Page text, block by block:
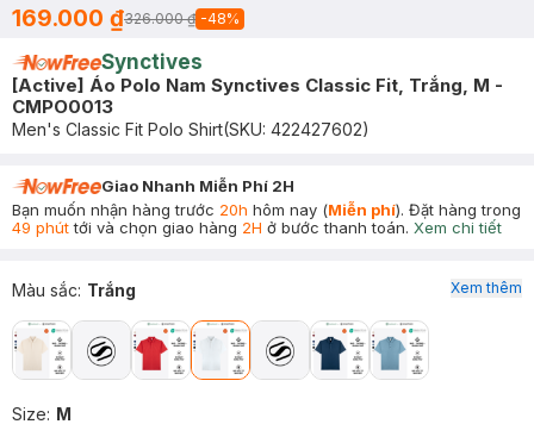
169.000 ₫326.000 ₫ -48%
Synctives
[Active] Áo Polo Nam Synctives Classic Fit, Trắng, M -
CMPO0013
Men's Classic Fit Polo Shirt(SKU: 422427602)
Giao Nhanh Miễn Phí 2H
Bạn muốn nhận hàng trước 20h hôm nay (Miễn phí). Đặt hàng trong
49 phúttới và chọn giao hàng 2H ở bước thanh toán. Xem chi tiết
Màu sắc: Trắng
Size: M
Xem thêm